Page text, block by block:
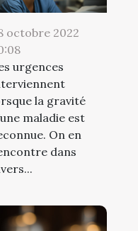
octobre 2022
urgences
la gravité
maladie est
On en
dans